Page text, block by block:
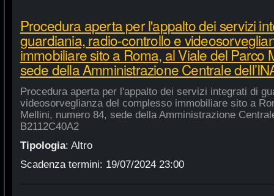
Procedura aperta per l'appalto dei servizi
guardiania, radio-controllo e
immobiliare sito a Roma, al Viale del Parco
sede della Amministrazione Centrale
Procedura aperta per l'appalto dei servizi integrati di
videosorveglianza del complesso immobiliare sito a
Mellini, numero 84, sede della Amministrazione
B2112C40A2
Tipologia: Altro
Scadenza termini: 19/07/2024 23:00